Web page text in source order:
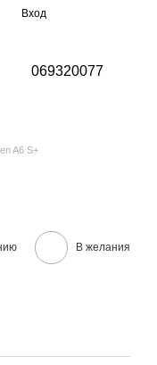
Вход
069320077
A6 S+
В желания